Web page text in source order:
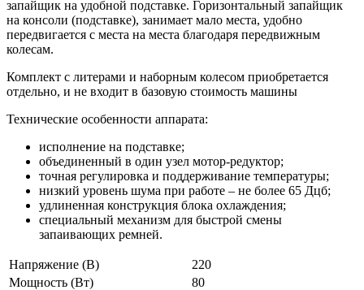
запайщик на удобной подставке. Горизонтальный запайщик
на консоли (подставке), занимает мало места, удобно
передвигается с места на места благодаря передвижным
колесам.
Комплект с литерами и наборным колесом приобретается
отдельно, и не входит в базовую стоимость машины
Технические особенности аппарата:
исполнение на подставке;
объединенный в один узел мотор-редуктор;
точная регулировка и поддерживание температуры;
низкий уровень шума при работе – не более 65 Дцб;
удлиненная конструкция блока охлаждения;
специальный механизм для быстрой смены
запаивающих ремней.
Напряжение (В)
220
Мощность (Вт)
80